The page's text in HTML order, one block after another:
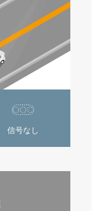
信号なし